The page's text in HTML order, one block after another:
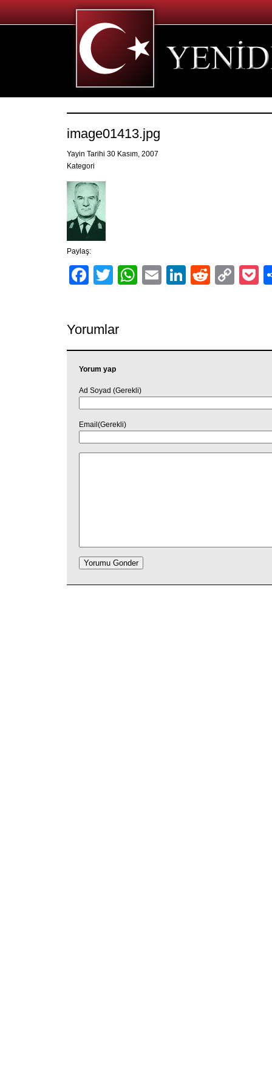
image01413.jpg
Yayin Tarihi 30 Kasım, 2007
Kategori
Paylaş:
Facebook
TwitterWhatsApp
EmailLinkedIn
Reddit
Yorumlar
Yorum yap
Ad Soyad (Gerekli)
Email(Gerekli)